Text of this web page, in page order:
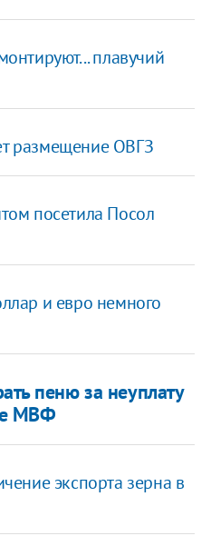
плавучий
размещение ОВГЗ
посетила Посол
и евро немного
пеню за неуплату
МВФ
экспорта зерна в